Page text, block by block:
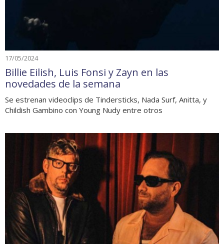
17/05/2024
Billie Eilish, Luis Fonsi y Zayn en las
novedades de la semana
Se estrenan videoclips de Tindersticks, Nada Surf, Anitta, y
Childish Gambino con Young Nudy entre otros